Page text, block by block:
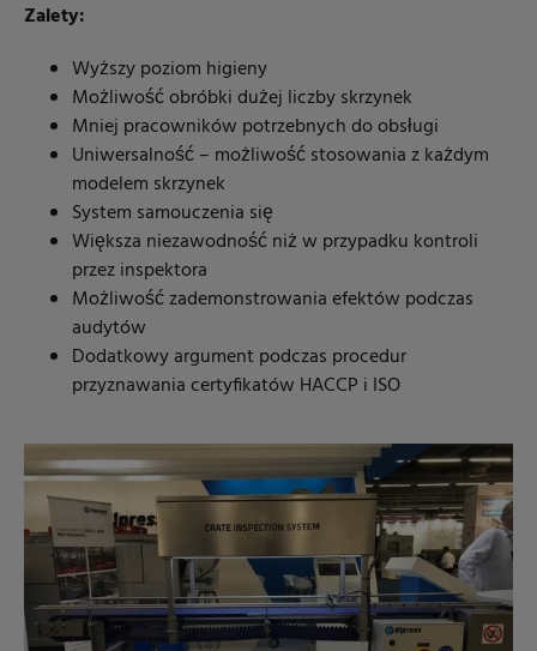
Zalety:
Wyższy poziom higieny
Możliwość obróbki dużej liczby skrzynek
Mniej pracowników potrzebnych do obsługi
Uniwersalność – możliwość stosowania z każdym
modelem skrzynek
System samouczenia się
Większa niezawodność niż w przypadku kontroli
przez inspektora
Możliwość zademonstrowania efektów podczas
audytów
Dodatkowy argument podczas procedur
przyznawania certyfikatów HACCP i ISO